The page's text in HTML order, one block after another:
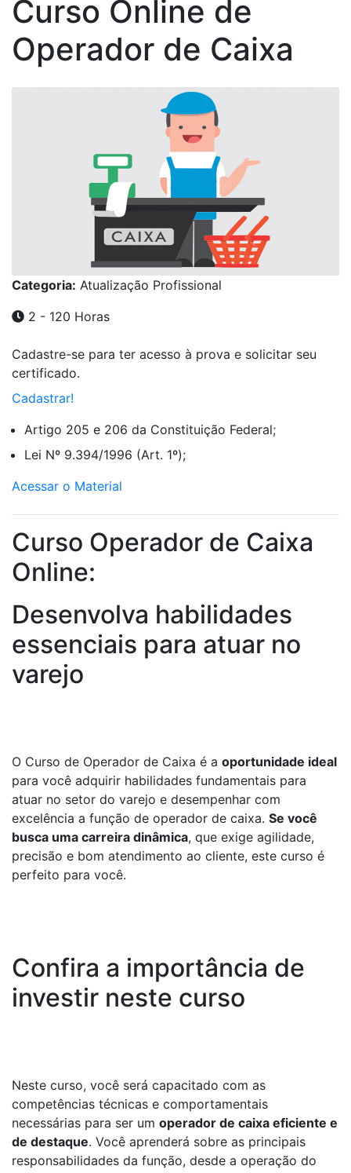
Curso Online de
Operador de Caixa
Categoria: Atualização Profissional
2 - 120 Horas
Cadastre-se para ter acesso à prova e solicitar seu
certificado.
Cadastrar!
Artigo 205 e 206 da Constituição Federal;
Lei Nº 9.394/1996 (Art. 1º);
Acessar o Material
Curso Operador de Caixa
Online:
Desenvolva habilidades
essenciais para atuar no
varejo
O Curso de Operador de Caixa é a oportunidade ideal
para você adquirir habilidades fundamentais para
atuar no setor do varejo e desempenhar com
excelência a função de operador de caixa. Se você
busca uma carreira dinâmica, que exige agilidade,
precisão e bom atendimento ao cliente, este curso é
perfeito para você.
Confira a importância de
investir neste curso
Neste curso, você será capacitado com as
competências técnicas e comportamentais
necessárias para ser um operador de caixa eficiente e
de destaque. Você aprenderá sobre as principais
responsabilidades da função, desde a operação do